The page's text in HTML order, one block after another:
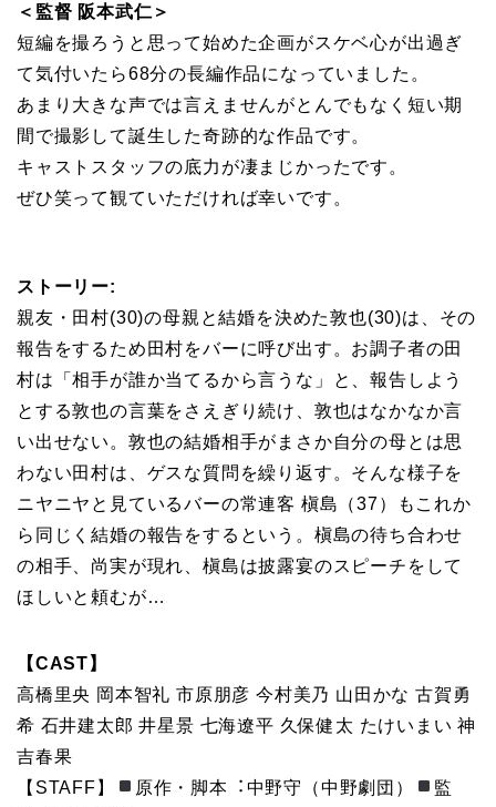
＜監督 阪本武仁＞
短編を撮ろうと思って始めた企画がスケベ⼼が出過ぎ
て気付いたら68分の⻑編作品になっていました。
あまり⼤きな声では⾔えませんがとんでもなく短い期
間で撮影して誕⽣した奇跡的な作品です。
キャストスタッフの底⼒が凄まじかったです。
ぜひ笑って観ていただければ幸いです。
ストーリー:
親友・⽥村(30)の⺟親と結婚を決めた敦也(30)は、その
報告をするため⽥村をバーに呼び出す。お調⼦者の⽥
村は「相⼿が誰か当てるから⾔うな」と、報告しよう
とする敦也の⾔葉をさえぎり続け、敦也はなかなか⾔
い出せない。敦也の結婚相⼿がまさか⾃分の⺟とは思
わない⽥村は、ゲスな質問を繰り返す。そんな様⼦を
ニヤニヤと⾒ているバーの常連客 槇島（37）もこれか
ら同じく結婚の報告をするという。槇島の待ち合わせ
の相⼿、尚実が現れ、槇島は披露宴のスピーチをして
ほしいと頼むが…
【CAST】
⾼橋⾥央 岡本智礼 市原朋彦 今村美乃 ⼭⽥かな 古賀勇
希 ⽯井建太郎 井星景 七海遼平 久保健太 たけいまい 神
吉春果
【STAFF】
原作・脚本︓中野守（中野劇団）
監